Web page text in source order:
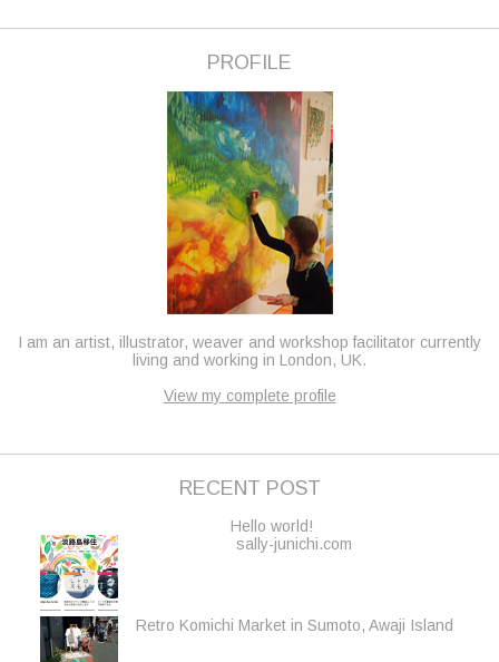
PROFILE
I am an artist, illustrator, weaver and workshop facilitator currently
living and working in London, UK.
View my complete profile
RECENT POST
Hello world!
sally-junichi.com
Retro Komichi Market in Sumoto, Awaji Island